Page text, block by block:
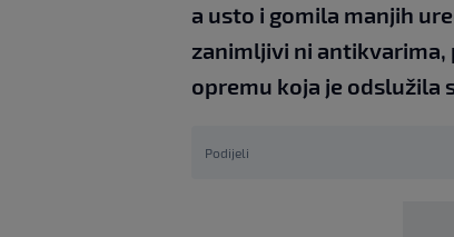
a usto i gomila manjih
zanimljivi ni
opremu koja je odslužila
Podijeli